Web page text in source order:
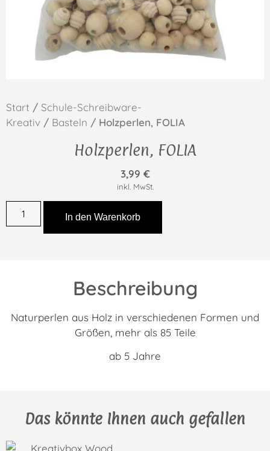
Start / Schule-Schreibware-
Kreativ / Basteln / Holzperlen, FOLIA
Holzperlen, FOLIA
3,99 €
inkl. MwSt.
In den Warenkorb
Beschreibung
Naturperlen aus Holz in verschiedenen Formen und
Größen, mehr als 85 Teile
ab 5 Jahre
Das könnte Ihnen auch gefallen